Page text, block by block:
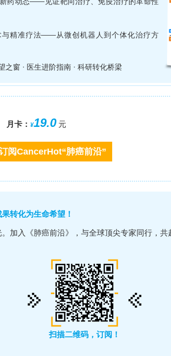
速）模拟体内吸烟暴露。
征**
远距组织（主要来源于非小细胞肺癌
含TGF-β信号抑制剂SB431542和
充质转化并维持增殖能力。流式细胞
，周细胞约92%为NG2
凝胶黏附，通过混合内皮细胞、周细
进行灌注培养。
的必要性，研究人员比较了有无周细
加入显著降低了血管直径（p <
理尺寸。第6天即可形成连续的自组
实内皮表型维持。早期即观察到周细
和重度COPD患者的内皮细胞同样能
，且若分离过程中间充质细胞去除不
失败。周细胞在网>络中的分布并非